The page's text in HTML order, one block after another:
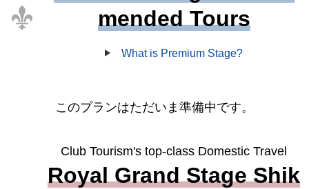
mended Tours
What is Premium Stage?
このプランはただいま準備中です。
Club Tourism's top-class Domestic Travel
Royal Grand Stage Shik